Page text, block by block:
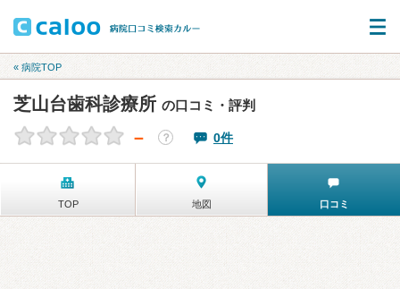
« 病院TOP
芝山台歯科診療所 の口コミ・評判
－ ？ 0件
TOP 地図 口コミ